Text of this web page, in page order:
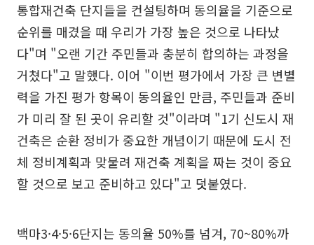
통합재건축 단지들을 컨설팅하며 동의율을 기준으로
순위를 매겼을 때 우리가 가장 높은 것으로 나타났
다"며 "오랜 기간 주민들과 충분히 합의하는 과정을
거쳤다"고 말했다. 이어 "이번 평가에서 가장 큰 변별
력을 가진 평가 항목이 동의율인 만큼, 주민들과 준비
가 미리 잘 된 곳이 유리할 것"이라며 "1기 신도시 재
건축은 순환 정비가 중요한 개념이기 때문에 도시 전
체 정비계획과 맞물려 재건축 계획을 짜는 것이 중요
할 것으로 보고 준비하고 있다"고 덧붙였다.
백마3·4·5·6단지는 동의율 50%를 넘겨, 70~80%까